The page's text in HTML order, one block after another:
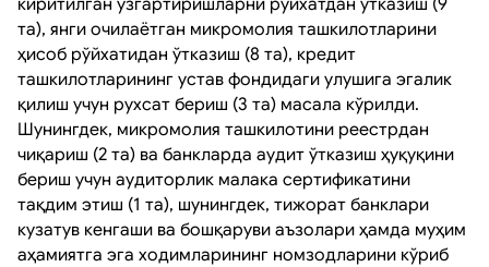
та), янги очилаётган микромолия ташкилотларини
ҳисоб рўйхатидан ўтказиш (8 та), кредит
ташкилотларининг устав фондидаги улушига эгалик
қилиш учун рухсат бериш (3 та) масала кўрилди.
Шунингдек, микромолия ташкилотини реестрдан
чиқариш (2 та) ва банкларда аудит ўтказиш ҳуқуқини
бериш учун аудиторлик малака сертификатини
тақдим этиш (1 та), шунингдек, тижорат банклари
кузатув кенгаши ва бошқаруви аъзолари ҳамда муҳим
аҳамиятга эга ходимларининг номзодларини кўриб